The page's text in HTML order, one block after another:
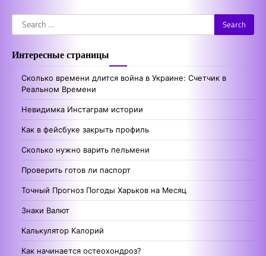
Search
for:
Интересные страницы
Сколько времени длится война в Украине: Счетчик в
Реальном Времени
Невидимка Инстаграм истории
Как в фейсбуке закрыть профиль
Сколько нужно варить пельмени
Проверить готов ли паспорт
Точный Прогноз Погоды Харьков на Месяц
Знаки Валют
Калькулятор Калорий
Как начинается остеохондроз?